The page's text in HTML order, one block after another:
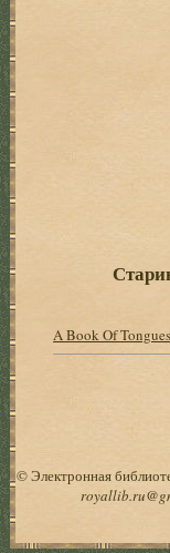
A Book Of Tongues
© Электронная